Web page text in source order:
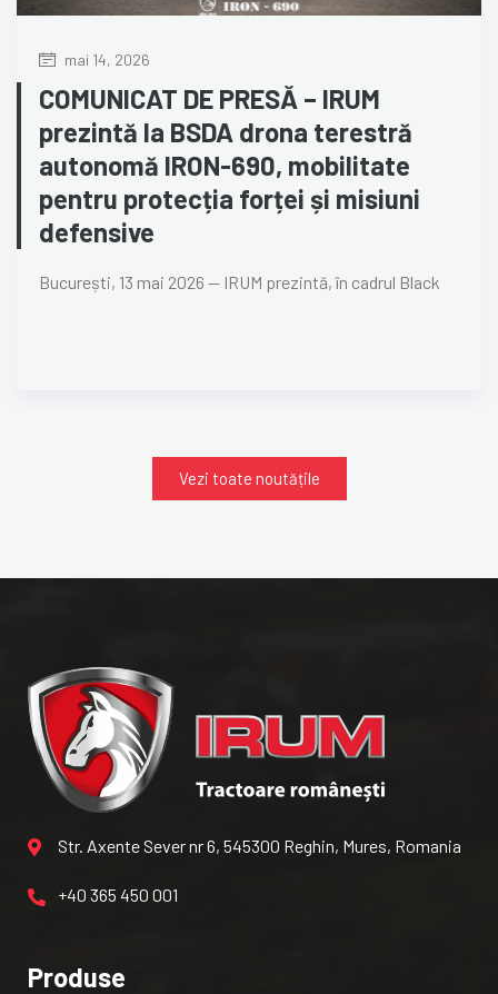
mai 14, 2026
COMUNICAT DE PRESĂ – IRUM
prezintă la BSDA drona terestră
autonomă IRON-690, mobilitate
pentru protecția forței și misiuni
defensive
București, 13 mai 2026 — IRUM prezintă, în cadrul Black
Vezi toate noutățile
Str. Axente Sever nr 6, 545300 Reghin, Mures, Romania
+40 365 450 001
Produse